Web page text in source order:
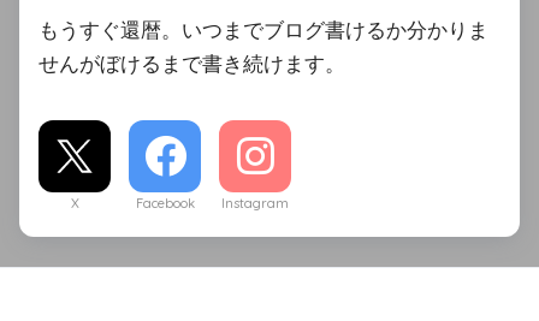
もうすぐ還暦。いつまでブログ書けるか分かりま
せんがぼけるまで書き続けます。
X Facebook Instagram